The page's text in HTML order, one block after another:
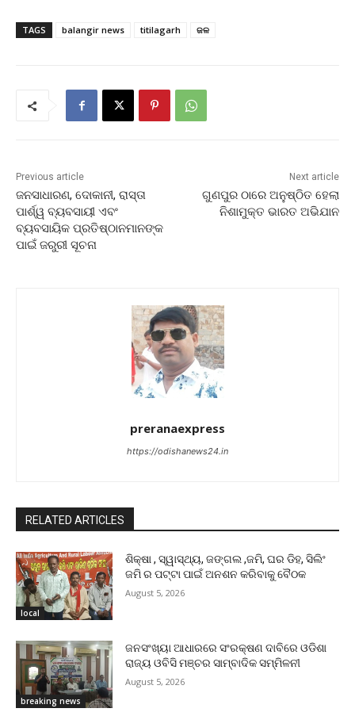
TAGS balangir news titilagarh ଜଳ
Previous article
ଜନସାଧାରଣ, ଦୋକାନୀ, ରାସ୍ତା
ପାର୍ଶ୍ୱ ବ୍ୟବସାୟୀ ଏବଂ
ବ୍ୟବସାୟିକ ପ୍ରତିଷ୍ଠାନମାନଙ୍କ
ପାଇଁ ଜରୁରୀ ସୂଚନା
Next article
ଗୁଣପୁର ଠାରେ ଅନୁଷ୍ଠିତ ହେଲା
ନିଶାମୁକ୍ତ ଭାରତ ଅଭିଯାନ
preranaexpress
https://odishanews24.in
RELATED ARTICLES
local
ଶିକ୍ଷା , ସ୍ୱାସ୍ଥ୍ୟ, ଜଙ୍ଗଲ ,ଜମି, ଘର ଡିହ, ସିଲିଂ
ଜମି ର ପଟ୍ଟା ପାଇଁ ଅନଶନ କରିବାକୁ ବୈଠକ
August 5, 2026
breaking news
ଜନସଂଖ୍ୟା ଆଧାରରେ ସଂରକ୍ଷଣ ଦାବିରେ ଓଡିଶା
ରାଜ୍ୟ ଓବିସି ମଞ୍ଚର ସାମ୍ବାଦିକ ସମ୍ମିଳନୀ
August 5, 2026